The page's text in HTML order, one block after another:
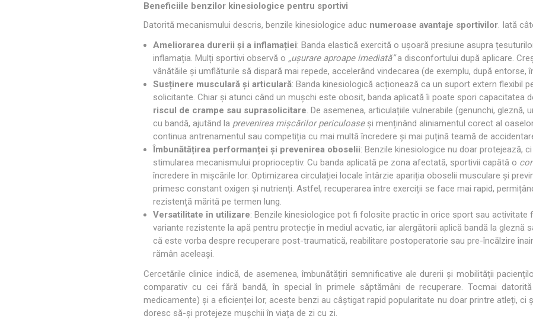
Beneficiile benzilor kinesiologice pentru sportivi
Datorită mecanismului descris, benzile kinesiologice aduc numeroase avantaje sportivilor. Iată
Ameliorarea durerii și a inflamației: Banda elastică exercită o ușoară presiune asupra
inflamația. Mulți sportivi observă o „ușurare aproape imediată”a disconfortului după aplicare.
vânătăile și umflăturile să dispară mai repede, accelerând vindecarea (de exemplu, după entorse,
Susținere musculară și articulară: Banda kinesiologică acționează ca un suport extern flexibil
solicitante. Chiar și atunci când un mușchi este obosit, banda aplicată îi poate spori capacitatea
riscul de crampe sau suprasolicitare. De asemenea, articulațiile vulnerabile (genunchi, gleznă,
cu bandă, ajutând la prevenirea mișcărilor periculoaseși menținând aliniamentul corect al
continua antrenamentul sau competiția cu mai multă încredere și mai puțină teamă de
Îmbunătățirea performanței și prevenirea oboselii: Benzile kinesiologice nu doar protejează,
stimularea mecanismului proprioceptiv. Cu banda aplicată pe zona afectată, sportivii capătă o
încredere în mișcările lor. Optimizarea circulației locale întârzie apariția oboselii musculare și
primesc constant oxigen și nutrienți. Astfel, recuperarea între exerciții se face mai rapid,
rezistență mărită pe termen lung.
Versatilitate în utilizare: Benzile kinesiologice pot fi folosite practic în orice sport sau activitate
variante rezistente la apă pentru protecție în mediul acvatic, iar alergătorii aplică bandă la gleznă
că este vorba despre recuperare post-traumatică, reabilitare postoperatorie sau pre-încălzire
rămân aceleași.
Cercetările clinice indică, de asemenea, îmbunătățiri semnificative ale durerii și mobilității
comparativ cu cei fără bandă, în special în primele săptămâni de recuperare. Tocmai
medicamente) și a eficienței lor, aceste benzi au câștigat rapid popularitate nu doar printre atleți, ci
doresc să-și protejeze mușchii în viața de zi cu zi.